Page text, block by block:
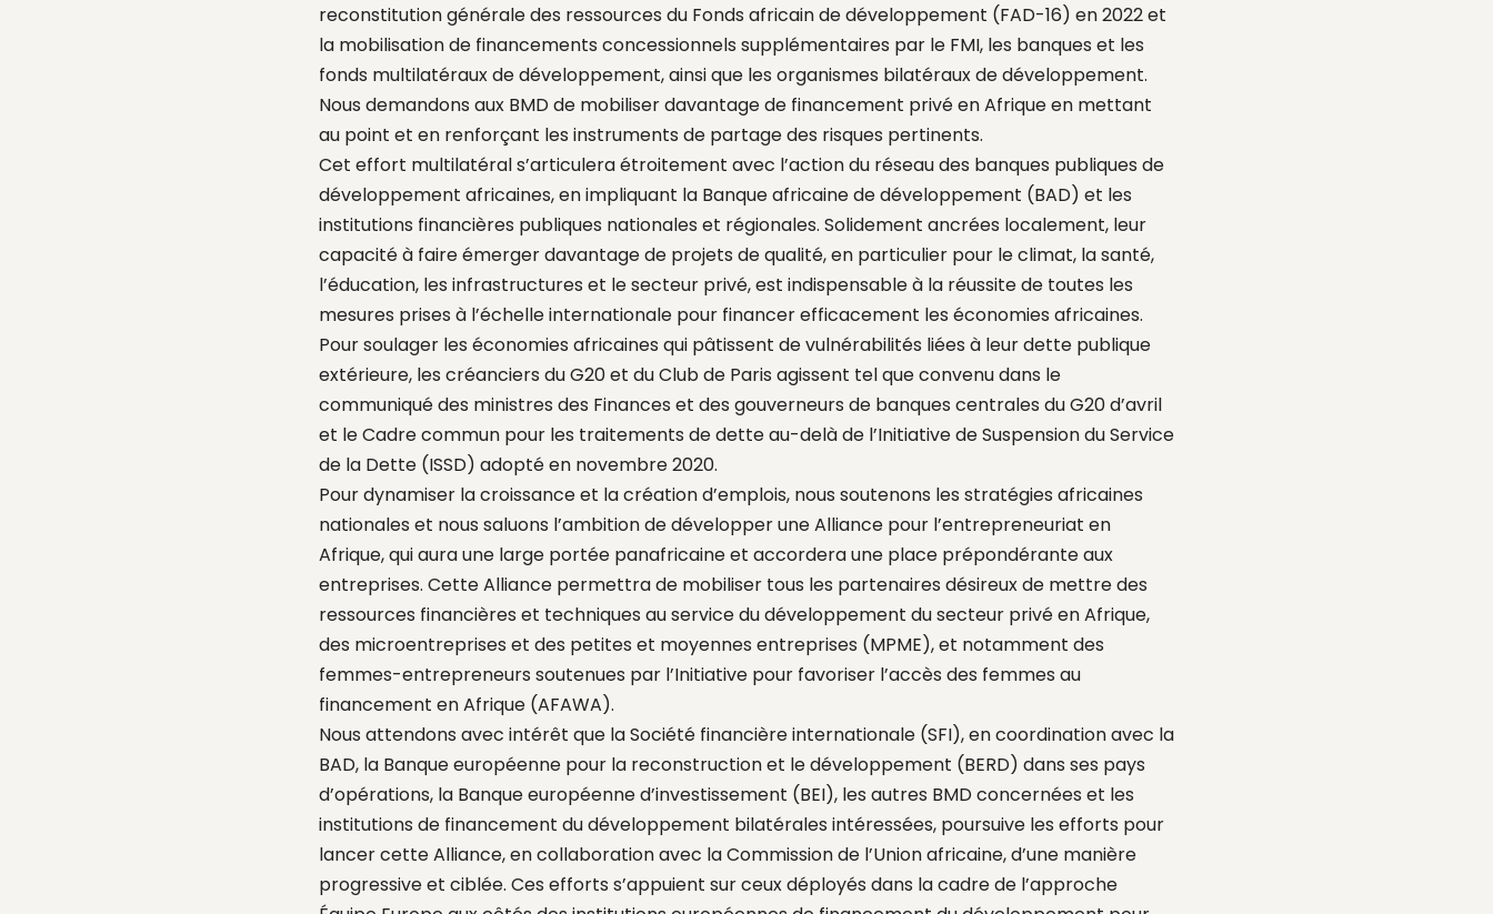
reconstitution générale des ressources du Fonds africain de développement (FAD-16) en 2022 et
la mobilisation de financements concessionnels supplémentaires par le FMI, les banques et les
fonds multilatéraux de développement, ainsi que les organismes bilatéraux de développement.
Nous demandons aux BMD de mobiliser davantage de financement privé en Afrique en mettant
au point et en renforçant les instruments de partage des risques pertinents.
Cet effort multilatéral s’articulera étroitement avec l’action du réseau des banques publiques de
développement africaines, en impliquant la Banque africaine de développement (BAD) et les
institutions financières publiques nationales et régionales. Solidement ancrées localement, leur
capacité à faire émerger davantage de projets de qualité, en particulier pour le climat, la santé,
l’éducation, les infrastructures et le secteur privé, est indispensable à la réussite de toutes les
mesures prises à l’échelle internationale pour financer efficacement les économies africaines.
Pour soulager les économies africaines qui pâtissent de vulnérabilités liées à leur dette publique
extérieure, les créanciers du G20 et du Club de Paris agissent tel que convenu dans le
communiqué des ministres des Finances et des gouverneurs de banques centrales du G20 d’avril
et le Cadre commun pour les traitements de dette au-delà de l’Initiative de Suspension du Service
de la Dette (ISSD) adopté en novembre 2020.
Pour dynamiser la croissance et la création d’emplois, nous soutenons les stratégies africaines
nationales et nous saluons l’ambition de développer une Alliance pour l’entrepreneuriat en
Afrique, qui aura une large portée panafricaine et accordera une place prépondérante aux
entreprises. Cette Alliance permettra de mobiliser tous les partenaires désireux de mettre des
ressources financières et techniques au service du développement du secteur privé en Afrique,
des microentreprises et des petites et moyennes entreprises (MPME), et notamment des
femmes-entrepreneurs soutenues par l’Initiative pour favoriser l’accès des femmes au
financement en Afrique (AFAWA).
Nous attendons avec intérêt que la Société financière internationale (SFI), en coordination avec la
BAD, la Banque européenne pour la reconstruction et le développement (BERD) dans ses pays
d’opérations, la Banque européenne d’investissement (BEI), les autres BMD concernées et les
institutions de financement du développement bilatérales intéressées, poursuive les efforts pour
lancer cette Alliance, en collaboration avec la Commission de l’Union africaine, d’une manière
progressive et ciblée. Ces efforts s’appuient sur ceux déployés dans la cadre de l’approche